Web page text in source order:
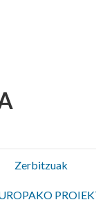
Zerbitzuak